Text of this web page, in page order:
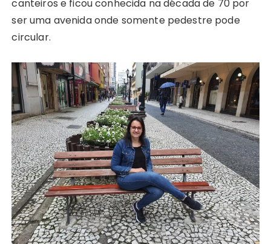
canteiros e ficou conhecida na década de 70 por
ser uma avenida onde somente pedestre pode
circular.